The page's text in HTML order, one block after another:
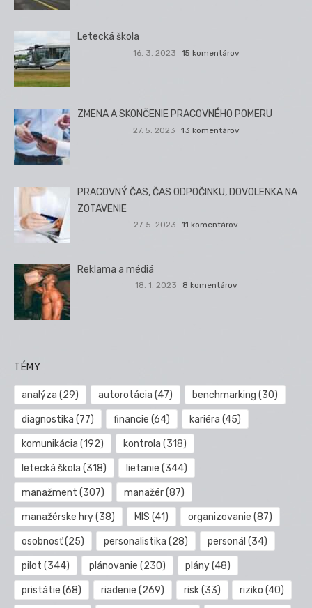
Letecká škola
16. 3. 2023 15 komentárov
ZMENA A SKONČENIE PRACOVNÉHO POMERU
27. 5. 2023 13 komentárov
PRACOVNÝ ČAS, ČAS ODPOČINKU, DOVOLENKA NA
ZOTAVENIE
27. 5. 2023 11 komentárov
Reklama a médiá
18. 1. 2023 8 komentárov
TÉMY
analýza (29) autorotácia (47) benchmarking (30)
diagnostika (77) financie (64) kariéra (45)
komunikácia (192) kontrola (318)
letecká škola (318) lietanie (344)
manažment (307) manažér(87)
manažérske hry(38) MIS (41) organizovanie (87)
osobnosť(25) personalistika (28) personál (34)
pilot (344) plánovanie (230) plány(48)
pristátie (68) riadenie (269) risk(33) riziko (40)